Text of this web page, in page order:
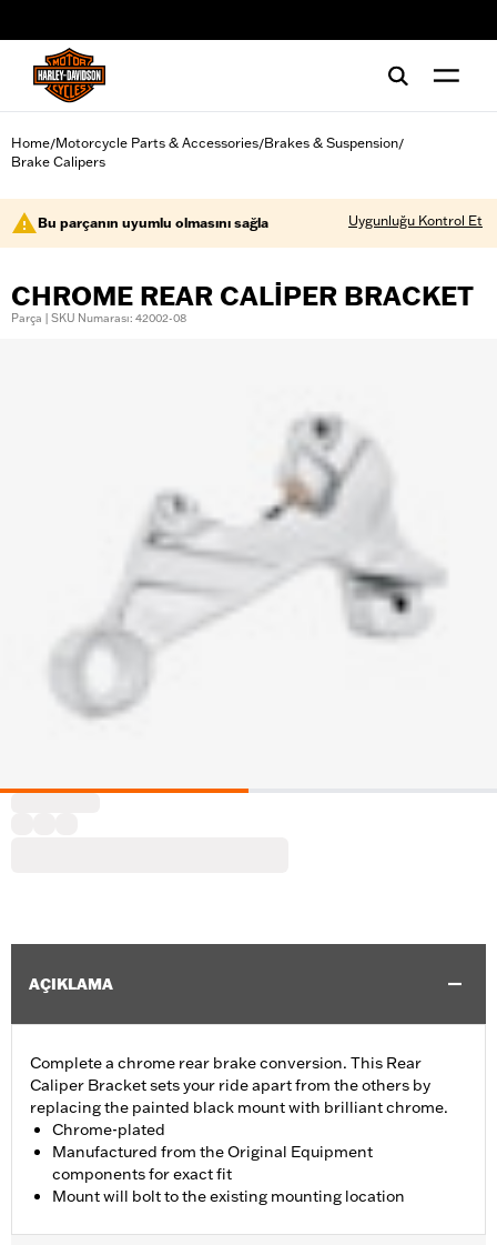
Home/Motorcycle Parts & Accessories/Brakes & Suspension/
Brake Calipers
Bu parçanın uyumlu olmasını sağla Uygunluğu Kontrol Et
CHROME REAR CALIPER BRACKET
Parça | SKU Numarası: 42002-08
AÇIKLAMA
Complete a chrome rear brake conversion. This Rear
Caliper Bracket sets your ride apart from the others by
replacing the painted black mount with brilliant chrome.
Chrome-plated
Manufactured from the Original Equipment
components for exact fit
Mount will bolt to the existing mounting location